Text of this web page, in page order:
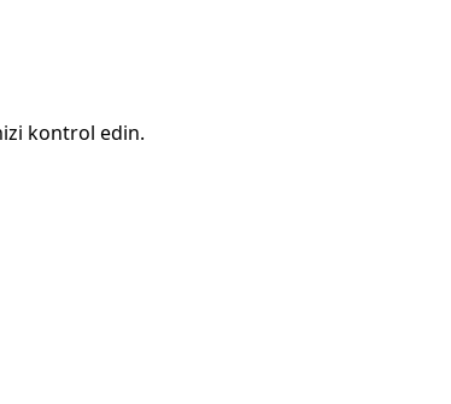
kontrol edin.